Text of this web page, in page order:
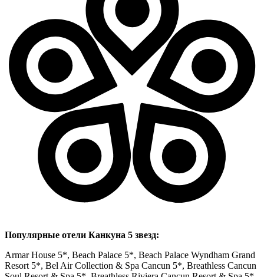
Популярные отели Канкуна 5 звезд:
Armar House 5*, Beach Palace 5*, Beach Palace Wyndham Grand
Resort 5*, Bel Air Collection & Spa Cancun 5*, Breathless Cancun